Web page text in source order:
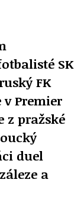
SK
FK
v Premier
z pražské
duel
a